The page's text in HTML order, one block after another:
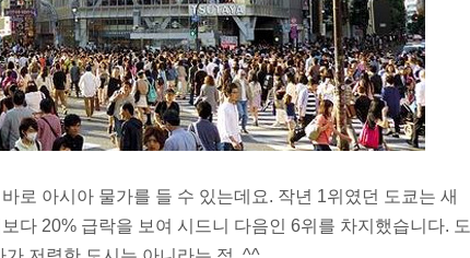
로 아시아 물가를 들 수 있는데요. 작년 1위였던 도쿄는 새
다 20% 급락을 보여 시드니 다음인 6위를 차지했습니다. 도